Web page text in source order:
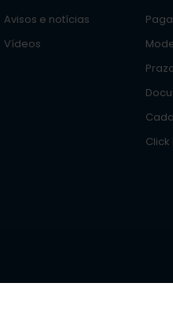
Avisos e notícias
Vídeos